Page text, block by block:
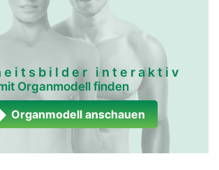
interaktiv
Organmodell finden
Organmodell anschauen